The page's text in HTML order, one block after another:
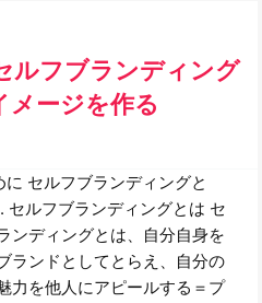
ルフブランディング
メージを作る
に セルフブランディングと
セルフブランディングとは セ
ンディングとは、自分自身を
ランドとしてとらえ、自分の
力を他人にアピールする＝プ